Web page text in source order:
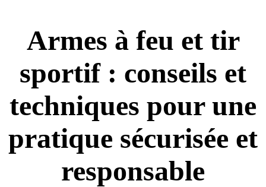
Armes à feu et tir
sportif : conseils et
techniques pour une
pratique sécurisée et
responsable